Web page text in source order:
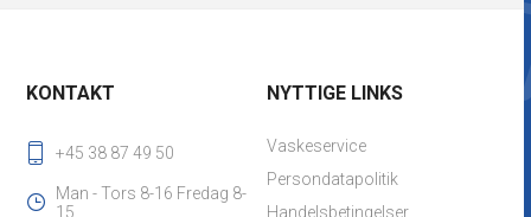
KONTAKT
+45 38 87 49 50
Man - Tors 8-16 Fredag 8-
15
NYTTIGE LINKS
Vaskeservice
Persondatapolitik
Handelsbetingelser